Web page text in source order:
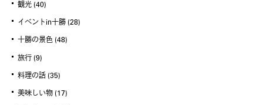
観光 (40)
イベントin十勝 (28)
十勝の景色 (48)
旅行 (9)
料理の話 (35)
美味しい物 (17)